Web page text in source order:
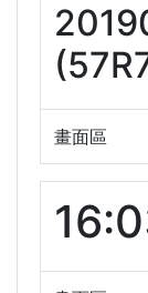
畫面區